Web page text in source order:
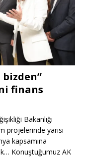
bizden”
finans
Bakanlığı
projelerinde yarısı
kapsamına
Konuştuğumuz AK